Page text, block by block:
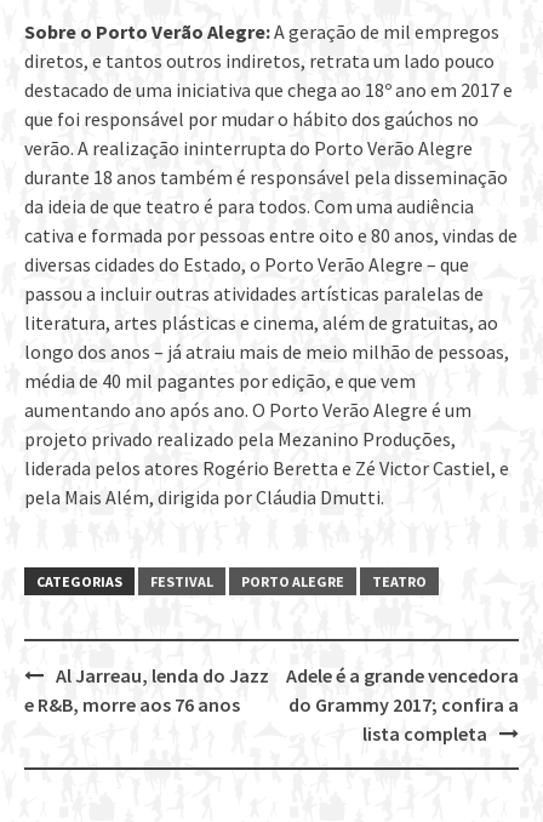
Sobre o Porto Verão Alegre:A geração de mil empregos
diretos, e tantos outros indiretos, retrata um lado pouco
destacado de uma iniciativa que chega ao 18º ano em 2017 e
que foi responsável por mudar o hábito dos gaúchos no
verão. A realização ininterrupta do Porto Verão Alegre
durante 18 anos também é responsável pela disseminação
da ideia de que teatro é para todos. Com uma audiência
cativa e formada por pessoas entre oito e 80 anos, vindas de
diversas cidades do Estado, o Porto Verão Alegre – que
passou a incluir outras atividades artísticas paralelas de
literatura, artes plásticas e cinema, além de gratuitas, ao
longo dos anos – já atraiu mais de meio milhão de pessoas,
média de 40 mil pagantes por edição, e que vem
aumentando ano após ano. O Porto Verão Alegre é um
projeto privado realizado pela Mezanino Produções,
liderada pelos atores Rogério Beretta e Zé Victor Castiel, e
pela Mais Além, dirigida por Cláudia Dmutti.
CATEGORIAS FESTIVAL PORTO ALEGRE TEATRO
Post
Adele é a grande vencedora
do Grammy 2017; confira a
lista completa
Al Jarreau, lenda do Jazz
e R&B, morre aos 76 anos